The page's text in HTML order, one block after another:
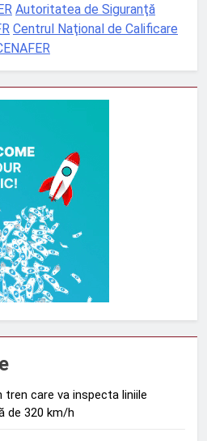
Autoritatea de Siguranţă
Centrul Naţional de Calificare
care va inspecta liniile
de 320 km/h